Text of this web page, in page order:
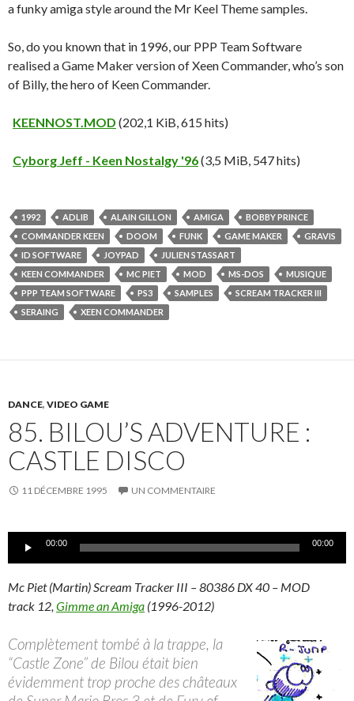
a funky amiga style around the Mr Keel Theme samples.
So, do you known that in 1996, our PPP Team Software
realised a Game Maker version of Xeen Commander, who’s son
of Billy, the hero of Keen Commander.
KEENNOST.MOD (202,1 KiB, 615 hits)
Cyborg Jeff - Keen Nostalgy '96(3,5 MiB, 547 hits)
1992 ADLIB ALAIN GILLON AMIGA
BOBBY PRINCE
COMMANDER KEEN
DOOM FUNK GAME MAKER
GRAVIS
ID SOFTWARE
JOYPAD
JULIEN STASSART
KEEN COMMANDER
MC PIET MOD MS-DOS
MUSIQUE
PPP TEAM SOFTWARE
PS3 SAMPLES
SCREAM TRACKER III
SERAING
XEEN COMMANDER
DANCE, VIDEO GAME
85. BILOU’S ADVENTURE :
CASTLE DISCO
11 DÉCEMBRE 1995 UN COMMENTAIRE
Lecteur00:00 00:00
Mc Piet (Martin) Scream Tracker III – 80386 DX 40 – MOD
track 12, Gimme an Amiga (1996-2012)
Complètement tombé à la trappe, la
“Castle Zone” de Bilou était bien
évidemment trop proche des châteaux